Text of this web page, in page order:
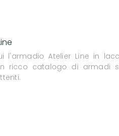
l'armadio Atelier Line in
ricco catalogo di armadi